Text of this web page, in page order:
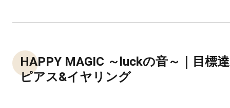
HAPPY MAGIC ～luckの音～｜目標
ピアス&イヤリング